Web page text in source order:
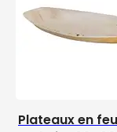
Plateaux en